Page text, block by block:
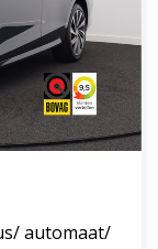
automaat/